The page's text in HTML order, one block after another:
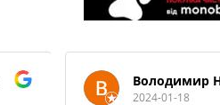
2024-01-18